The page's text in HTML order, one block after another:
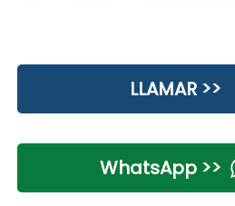
LLAMAR >>
WhatsApp >>